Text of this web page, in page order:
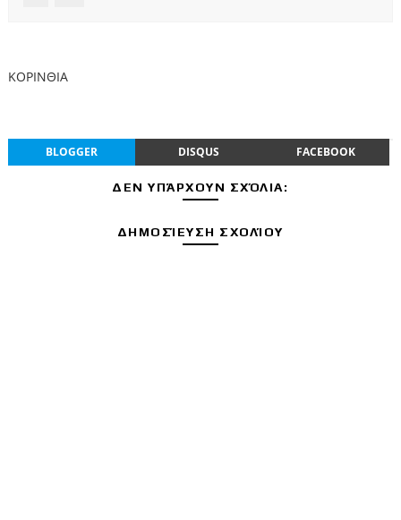
ΚΟΡΙΝΘΙΑ
BLOGGER DISQUS FACEBOOK
ΔΕΝ ΥΠΆΡΧΟΥΝ ΣΧΌΛΙΑ:
ΔΗΜΟΣΊΕΥΣΗ ΣΧΟΛΊΟΥ